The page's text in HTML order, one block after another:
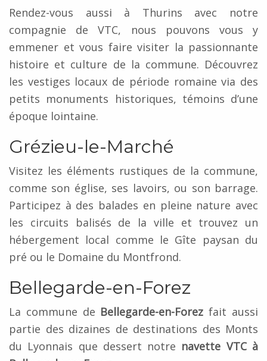
Rendez-vous aussi à Thurins avec notre
compagnie de VTC, nous pouvons vous y
emmener et vous faire visiter la passionnante
histoire et culture de la commune. Découvrez
les vestiges locaux de période romaine via des
petits monuments historiques, témoins d’une
époque lointaine.
Grézieu-le-Marché
Visitez les éléments rustiques de la commune,
comme son église, ses lavoirs, ou son barrage.
Participez à des balades en pleine nature avec
les circuits balisés de la ville et trouvez un
hébergement local comme le Gîte paysan du
pré ou le Domaine du Montfrond.
Bellegarde-en-Forez
La commune de Bellegarde-en-Forez fait aussi
partie des dizaines de destinations des Monts
du Lyonnais que dessert notre navette VTC à